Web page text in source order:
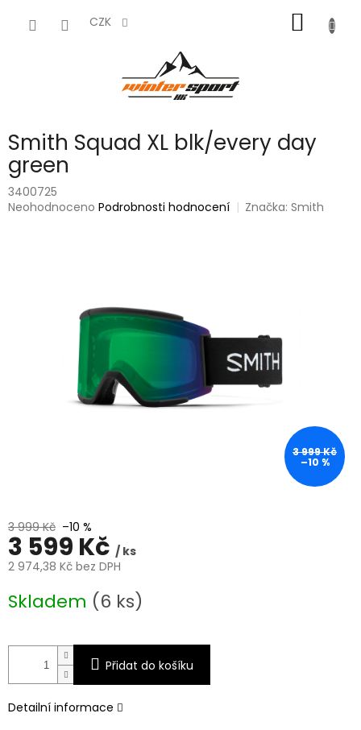
CZK
KOŠÍK
Smith Squad XL blk/every day
green
3400725
Průměrné
Neohodnoceno Podrobnosti hodnocení Značka:Smith
3 999 Kč
–10 %
3 999 Kč –10 %
3 599 Kč / ks
2 974,38 Kč bez DPH
cena:
Skladem (6 ks)
Přidat do košíku
Detailní informace